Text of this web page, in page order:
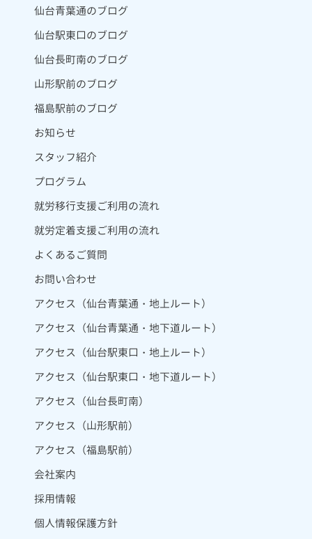
仙台青葉通のブログ
仙台駅東口のブログ
仙台長町南のブログ
山形駅前のブログ
福島駅前のブログ
お知らせ
スタッフ紹介
プログラム
就労移行支援ご利用の流れ
就労定着支援ご利用の流れ
よくあるご質問
お問い合わせ
アクセス（仙台青葉通・地上ルート）
アクセス（仙台青葉通・地下道ルート）
アクセス（仙台駅東口・地上ルート）
アクセス（仙台駅東口・地下道ルート）
アクセス（仙台長町南）
アクセス（山形駅前）
アクセス（福島駅前）
会社案内
採用情報
個人情報保護方針